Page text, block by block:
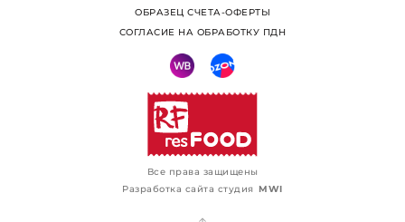
Все права защищены
Разработка сайта студияMWI
ОБРАЗЕЦ СЧЕТА-ОФЕРТЫ
СОГЛАСИЕ НА ОБРАБОТКУ ПДН